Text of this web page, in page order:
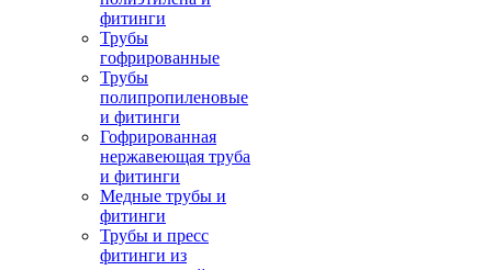
фитинги
Трубы
гофрированные
Трубы
полипропиленовые
и фитинги
Гофрированная
нержавеющая труба
и фитинги
Медные трубы и
фитинги
Трубы и пресс
фитинги из